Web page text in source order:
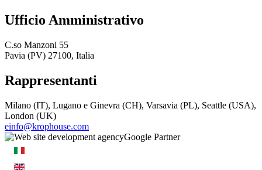
Ufficio Amministrativo
C.so Manzoni 55
Pavia (PV) 27100, Italia
Rappresentanti
Milano (IT), Lugano e Ginevra (CH), Varsavia (PL), Seattle (USA),
London (UK)
einfo@krophouse.com